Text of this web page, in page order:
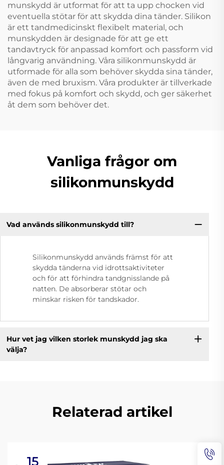
munskydd är utformat för att ta upp chocken vid
eventuella stötar för att skydda dina tänder. Silikon
är ett tandmedicinskt flexibelt material, och
munskydden är designade för att ge ett
tandavtryck för anpassad komfort och passform vid
långvarig användning. Våra silikonmunskydd är
utformade för alla som behöver skydda sina tänder,
även de med bruxism. Våra produkter är tillverkade
med fokus på komfort och skydd, och ger säkerhet
åt dem som behöver det.
Vanliga frågor om
silikonmunskydd
Vad används silikonmunskydd till?
Silikonmunskydd används främst för att
skydda tänderna vid idrottsaktiviteter
och för att förhindra tandgnisslande på
natten. De absorberar stötar och
minskar risken för tandskador.
Hur vet jag vilken storlek munskydd jag ska
välja?
Relaterad artikel
15